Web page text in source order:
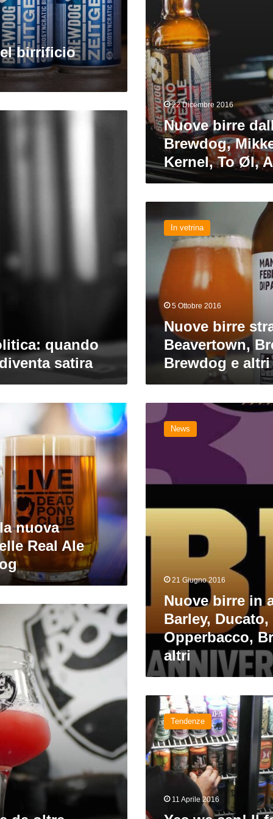
birrificio
Artezan
22 Dicembre 2016
Nuove birre
Brewdog,
Kernel, To Øl,
quando
satira
birre
straniere
Beavertown,
Brewski,
Brewdog
e
In vetrina
5 Ottobre 2016
Nuove birre
Beavertown,
Brewdog e altri
nuova
Real Ale
birre
Barley,
Ducato,
Brewdog
altri
News
21 Giugno 2016
Nuove birre in
Barley, Ducato,
Opperbacco,
altri
can!
fascino
della
lattina
Tendenze
11 Aprile 2016